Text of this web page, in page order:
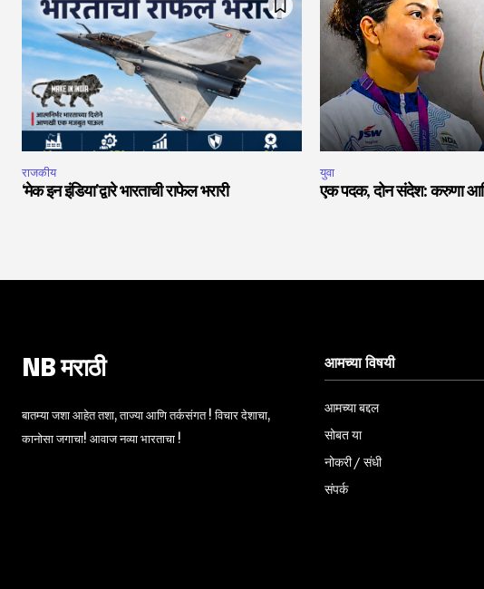
राजकीय
‘मेक इन इंडिया’द्वारे भारताची राफेल भरारी
युवा
एक पदक, दोन संदेश: करुणा
NB मराठी
बातम्या जशा आहेत तशा, ताज्या आणि तर्कसंगत ! विचार देशाचा,
कानोसा जगाचा! आवाज नव्या भारताचा !
आमच्या विषयी
आमच्या बद्दल
सोबत या
नोकरी / संधी
संपर्क